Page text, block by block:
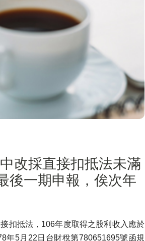
改採直接扣抵法未滿
後一期申報，俟次年
扣抵法，106年度取得之股利收入應於
年5月22日台財稅第780651695號函規